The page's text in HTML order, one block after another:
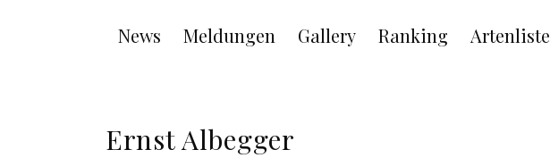
Main
navigation
News Meldungen Gallery Ranking Artenliste
Ernst Albegger